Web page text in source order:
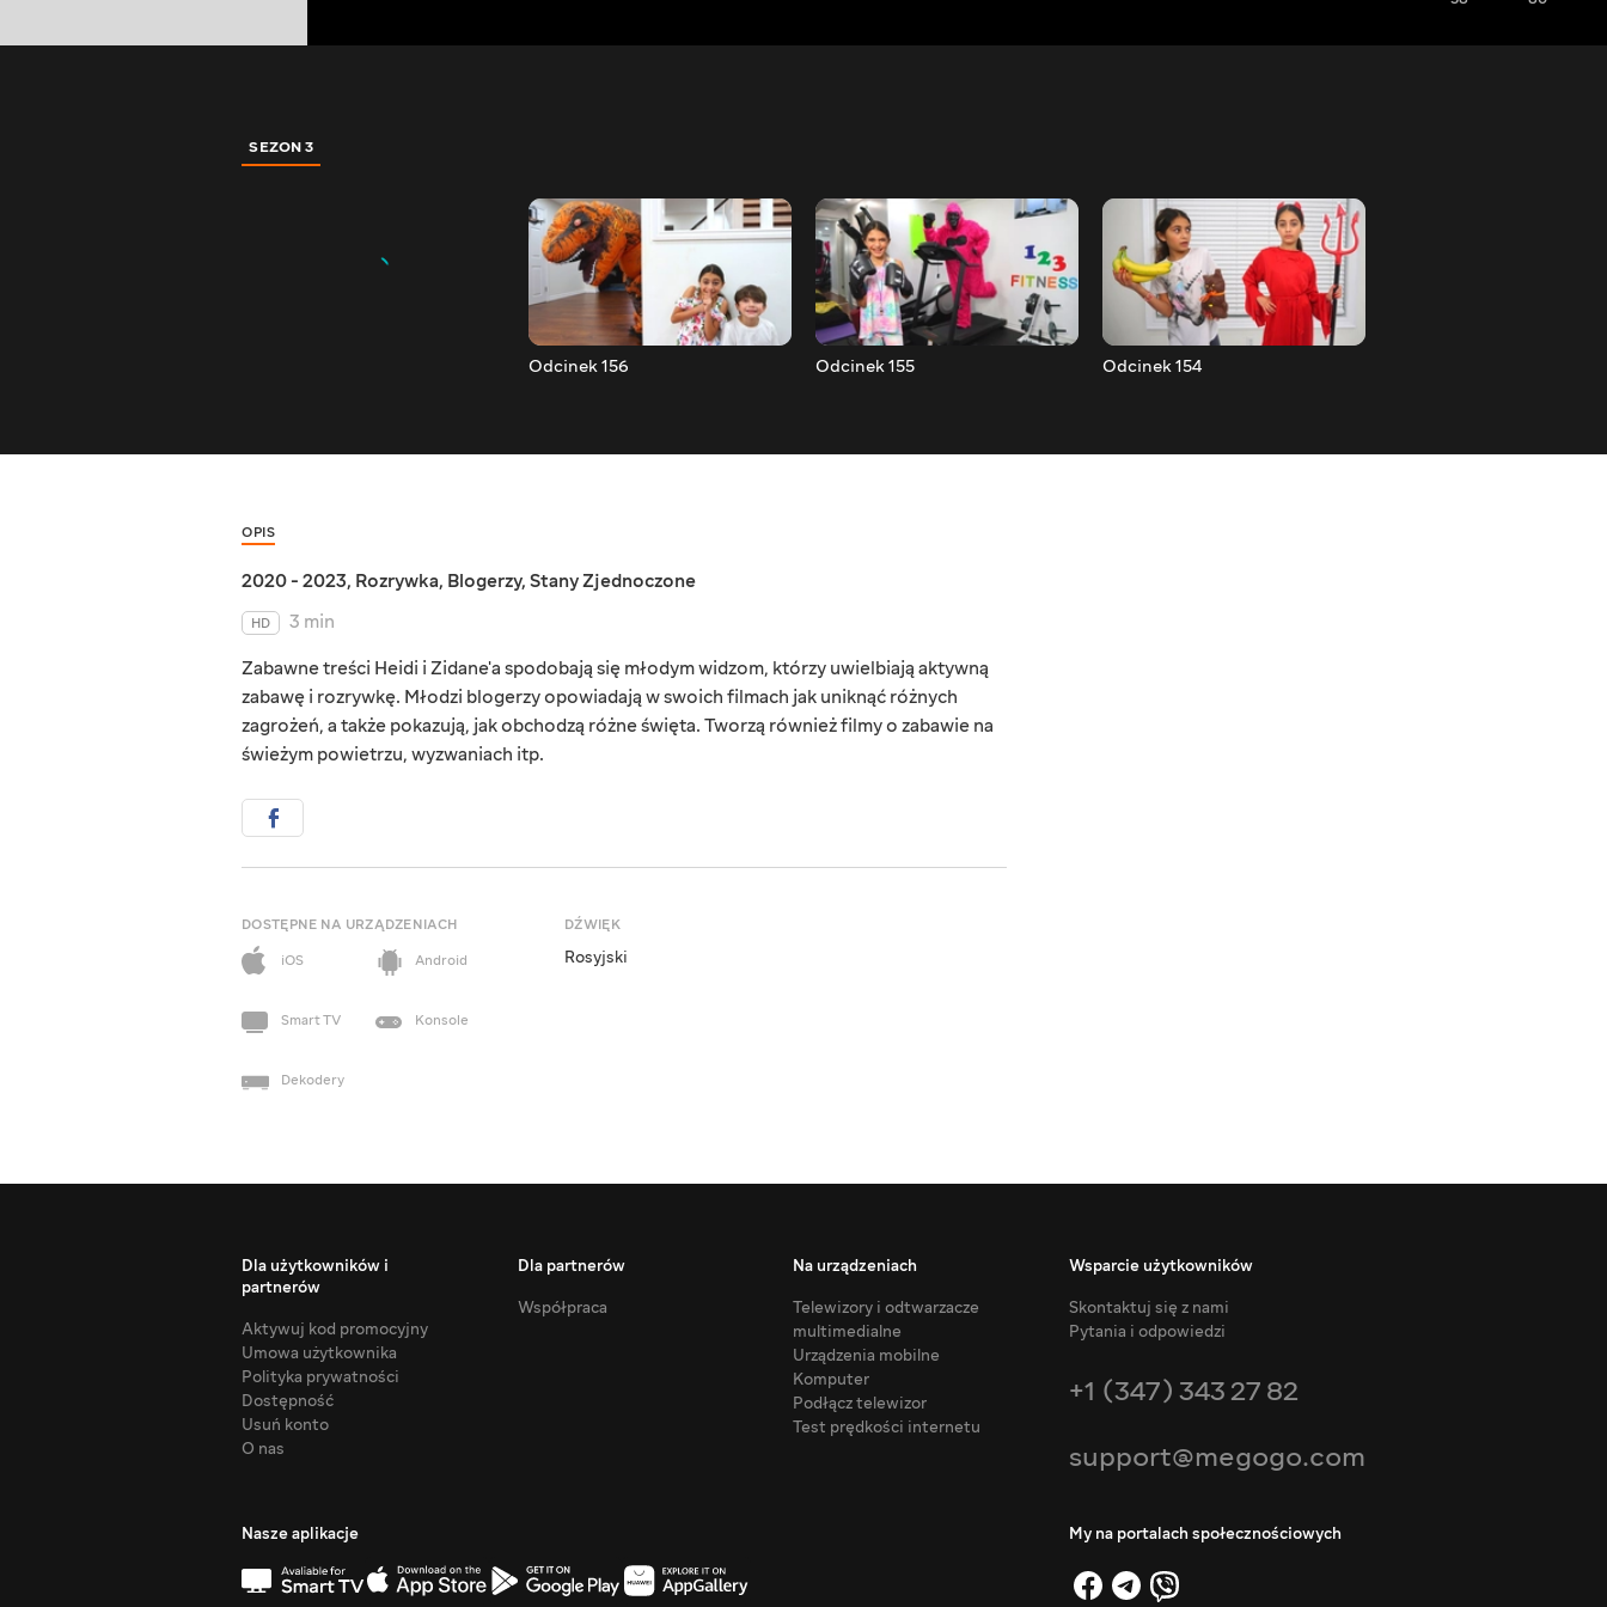
SEZON 3
Odcinek 156 Odcinek 155 Odcinek 154
OPIS
2020 - 2023, Rozrywka, Blogerzy, Stany Zjednoczone
HD
3 min
Zabawne treści Heidi i Zidane'a spodobają się młodym widzom, którzy uwielbiają aktywną
zabawę i rozrywkę. Młodzi blogerzy opowiadają w swoich filmach jak uniknąć różnych
zagrożeń, a także pokazują, jak obchodzą różne święta. Tworzą również filmy o zabawie na
świeżym powietrzu, wyzwaniach itp.
DOSTĘPNE NA URZĄDZENIACH
iOS
Android
Smart TV Konsole
Dekodery
DŹWIĘK
Rosyjski
Dla użytkowników i
partnerów
Aktywuj kod promocyjny
Umowa użytkownika
Polityka prywatności
Dostępność
Usuń konto
O nas
Dla partnerów
Współpraca
Na urządzeniach
Telewizory i odtwarzacze
multimedialne
Urządzenia mobilne
Komputer
Podłącz telewizor
Test prędkości internetu
Wsparcie użytkowników
Skontaktuj się z nami
Pytania i odpowiedzi
+1 (347) 343 27 82
support@megogo.com
Nasze aplikacje My na portalach społecznościowych